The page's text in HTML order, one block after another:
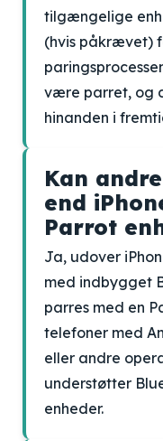
tilgængelige
(hvis påkrævet)
være parret, og
hinanden i
Kan
end
Parrot
Ja, udover
med indbygget
parres med en
telefoner med
eller andre
understøtter
enheder.